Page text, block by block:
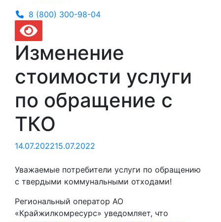
8 (800) 300-98-04
Изменение
стоимости услуги
по обращение с
ТКО
14.07.202215.07.2022
Уважаемые потребители услуги по обращению
с твердыми коммунальными отходами!
Региональный оператор АО
«Крайжилкомресурс» уведомляет, что